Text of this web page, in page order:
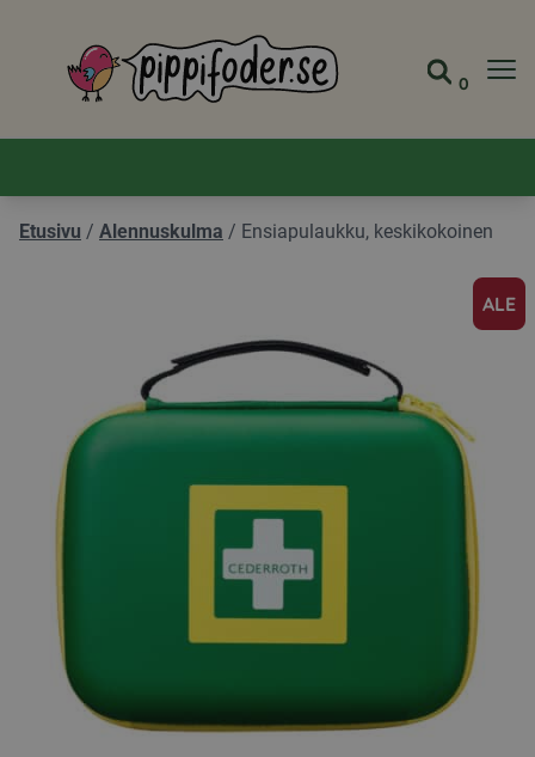
Pippifoder logo Siirry
0
Etusivu / Alennuskulma / Ensiapulaukku, keskikokoinen
ALE